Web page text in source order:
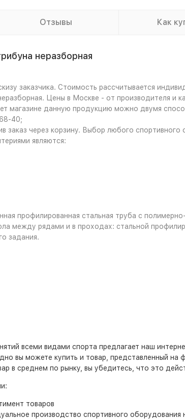
Отзывы Как
неразборная
заказчика. Стоимость рассчитывается
Цены в Москве - от производителя и
магазине данную продукцию можно двумя
40;
заказ через корзину. Выбор любого спортивного
являются:
профилированная стальная труба с
между рядами и в проходах: стальной
задания.
всеми видами спорта предлагает наш
вы можете купить и товар, представленный
в среднем по рынку, вы убедитесь, что это
товаров
производство спортивного оборудования